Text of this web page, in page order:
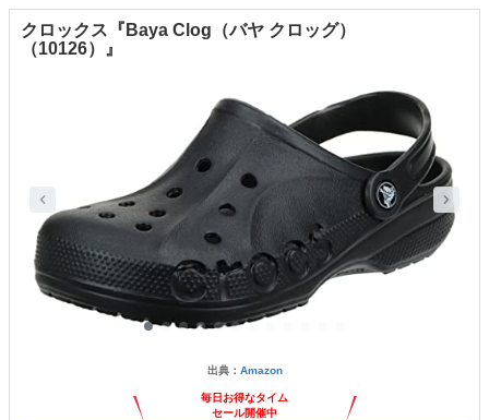
クロックス『Baya Clog（バヤ クロッグ）
（10126）』
出典： Amazon
毎日お得なタイム
セール開催中